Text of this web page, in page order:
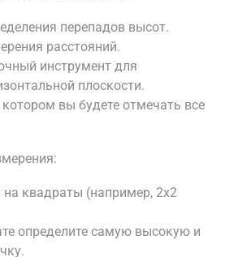
перепадов высот.
расстояний.
инструмент для
плоскости.
вы будете отмечать все
на квадраты (например, 2х2
определите самую высокую и